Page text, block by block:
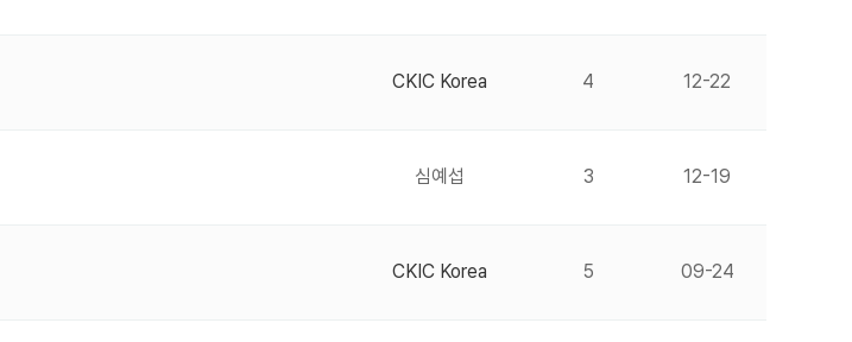
CKIC Korea 4 12-22
심예섭 3 12-19
CKIC Korea 5 09-24